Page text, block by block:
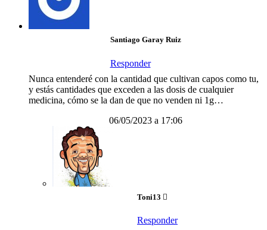
Santiago Garay Ruiz
Responder
Nunca entenderé con la cantidad que cultivan capos como tu,
y estás cantidades que exceden a las dosis de cualquier
medicina, cómo se la dan de que no venden ni 1g…
06/05/2023 a 17:06
Toni13
Responder